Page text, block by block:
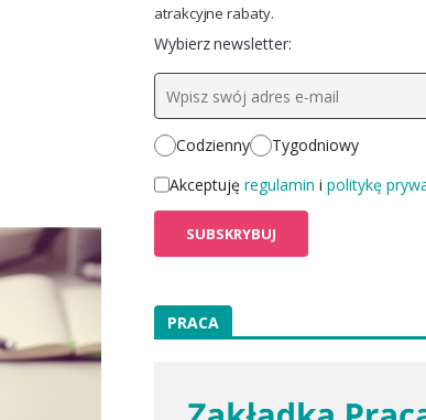
atrakcyjne rabaty.
Wybierz newsletter:
Codzienny
Tygodniowy
Akceptuję regulamin i politykę
PRACA